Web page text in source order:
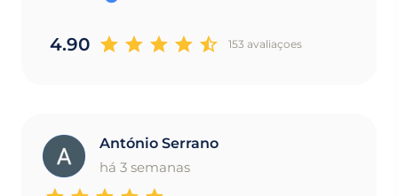
4.90 153 avaliaçoes
A
António Serrano
há 3 semanas